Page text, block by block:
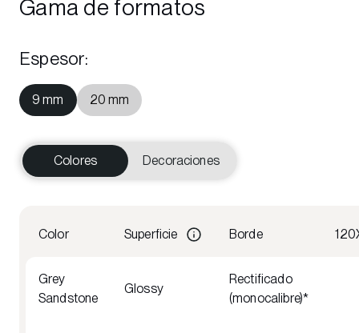
Gama de formatos
Espesor:
9 mm 20 mm
Colores Decoraciones
Color Superficie Borde
Grey
Sandstone
Glossy
Rectificado
(monocalibre)*